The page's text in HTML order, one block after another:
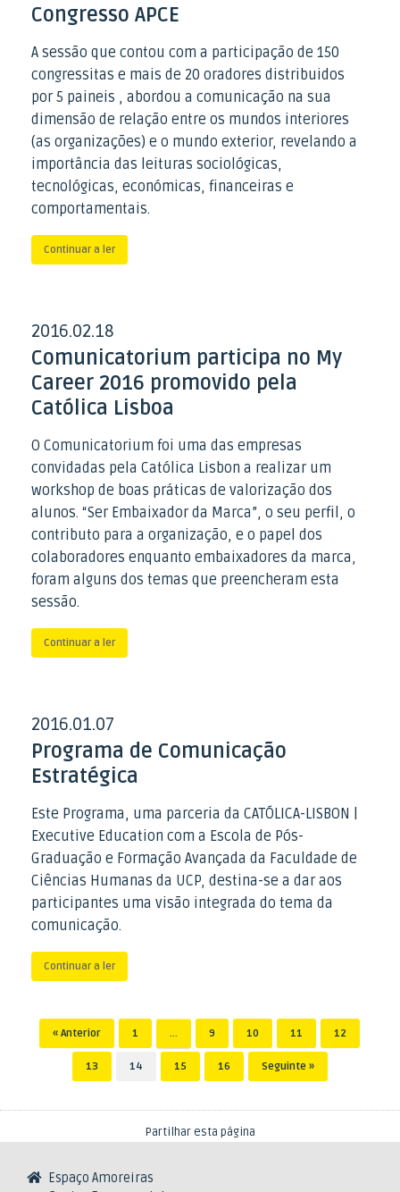
Congresso APCE
A sessão que contou com a participação de 150
congressitas e mais de 20 oradores distribuidos
por 5 paineis , abordou a comunicação na sua
dimensão de relação entre os mundos interiores
(as organizações) e o mundo exterior, revelando a
importância das leituras sociológicas,
tecnológicas, económicas, financeiras e
comportamentais.
Continuar a ler
2016.02.18
Comunicatorium participa no My
Career 2016 promovido pela
Católica Lisboa
O Comunicatorium foi uma das empresas
convidadas pela Católica Lisbon a realizar um
workshop de boas práticas de valorização dos
alunos. “Ser Embaixador da Marca”, o seu perfil, o
contributo para a organização, e o papel dos
colaboradores enquanto embaixadores da marca,
foram alguns dos temas que preencheram esta
sessão.
Continuar a ler
2016.01.07
Programa de Comunicação
Estratégica
Este Programa, uma parceria da CATÓLICA-LISBON |
Executive Education com a Escola de Pós-
Graduação e Formação Avançada da Faculdade de
Ciências Humanas da UCP, destina-se a dar aos
participantes uma visão integrada do tema da
comunicação.
Continuar a ler
Post navigation
« Anterior 1 … 9 10 11 12
13 14 15 16 Seguinte »
Partilhar esta página
Espaço Amoreiras